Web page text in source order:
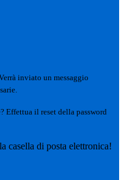
inviato un messaggio
Effettua il reset della password
casella di posta elettronica!